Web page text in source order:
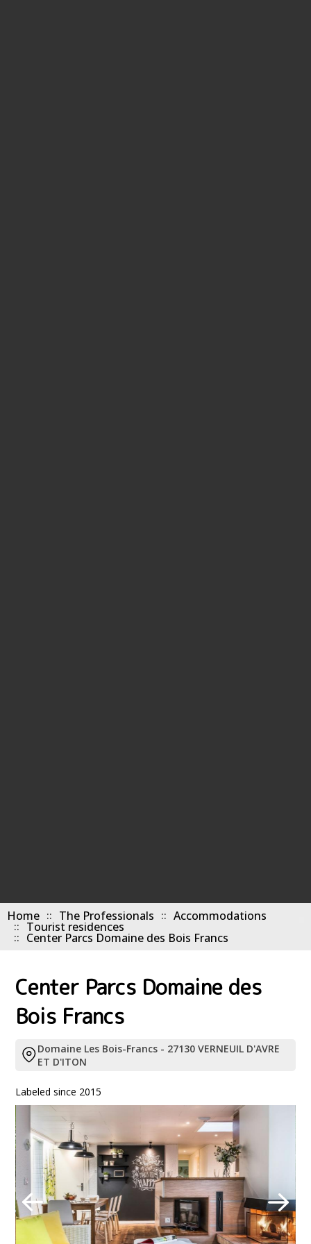
Home The Professionals Accommodations
Tourist residences
Center Parcs Domaine des Bois Francs
Center Parcs Domaine des
Bois Francs
Domaine Les Bois-Francs - 27130 VERNEUIL D'AVRE
ET D'ITON
Labeled since 2015